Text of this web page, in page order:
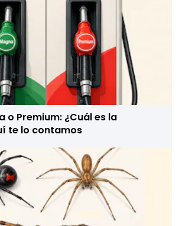
o Premium: ¿Cuál es la
te lo contamos